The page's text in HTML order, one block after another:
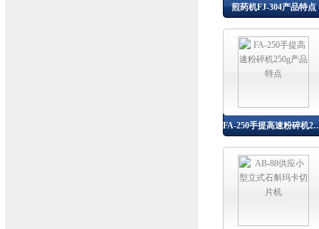
煎药机FJ-304产品特点
FA-250手提高速粉